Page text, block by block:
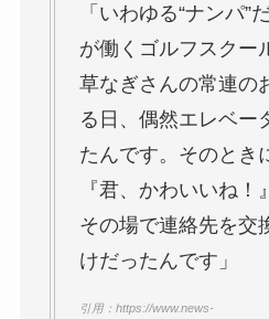
「いわゆる“ナンパ”
が働くゴルフスクー
草なぎさんの常連の
る日、偶然エレベー
たんです。そのとき
『君、かわいいね！
その場で連絡先を交
けだったんです」
引用：https://www.news-